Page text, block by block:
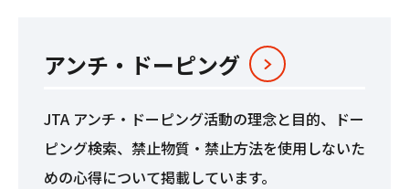
アンチ‧ドーピング
JTA アンチ・ドーピング活動の理念と目的、ドー
ピング検索、禁止物質・禁止方法を使用しないた
めの心得について掲載しています。